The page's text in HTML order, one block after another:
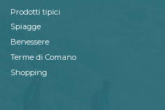
Prodotti tipici
Spiagge
Benessere
Terme di Comano
Shopping